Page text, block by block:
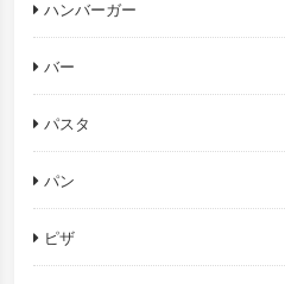
ハンバーガー
バー
パスタ
パン
ピザ